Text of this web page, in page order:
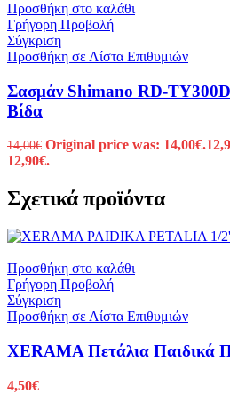
Προσθήκη στο καλάθι
Γρήγορη Προβολή
Σύγκριση
Προσθήκη σε Λίστα Επιθυμιών
Σασμάν Shimano RD-
Βίδα
14,00€ Original price was: 14,00€.
12,90€.
Σχετικά προϊόντα
Προσθήκη στο καλάθι
Γρήγορη Προβολή
Σύγκριση
Προσθήκη σε Λίστα Επιθυμιών
XERAMA Πετάλια Παιδικά
4,50€